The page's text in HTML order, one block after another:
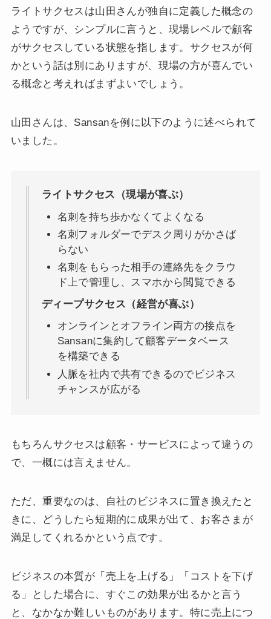
ライトサクセスは山田さんが独自に定義した概念の
ようですが、シンプルに言うと、現場レベルで顧客
がサクセスしている状態を指します。サクセスが何
かという話は別にありますが、現場の方が喜んでい
る概念と考えればまずよいでしょう。
山田さんは、Sansanを例に以下のように述べられて
いました。
ライトサクセス（現場が喜ぶ）
名刺を持ち歩かなくてよくなる
名刺フォルダーでデスク周りがかさば
らない
名刺をもらった相手の連絡先をクラウ
ド上で管理し、スマホから閲覧できる
ディープサクセス（経営が喜ぶ）
オンラインとオフライン両方の接点を
Sansanに集約して顧客データベース
を構築できる
人脈を社内で共有できるのでビジネス
チャンスが広がる
もちろんサクセスは顧客・サービスによって違うの
で、一概には言えません。
ただ、重要なのは、自社のビジネスに置き換えたと
きに、どうしたら短期的に成果が出て、お客さまが
満足してくれるかという点です。
ビジネスの本質が「売上を上げる」「コストを下げ
る」とした場合に、すぐこの効果が出るかと言う
と、なかなか難しいものがあります。特に売上につ